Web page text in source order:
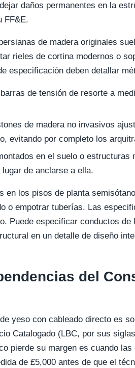
daños permanentes en la
FF&E.
de madera originales
rieles de cortina modernos o
especificación deben detallar
de tensión de resorte a
de madera no invasivos
evitando por completo los
en el suelo o estructuras
de anclarse a ella.
en los pisos de planta
o empotrar tuberías. Las
Puede especificar conductos
en un detalle de diseño
del
yeso con cableado directo es
Catalogado (LBC, por sus
pierde su margen es cuando
de £5,000 antes de que el